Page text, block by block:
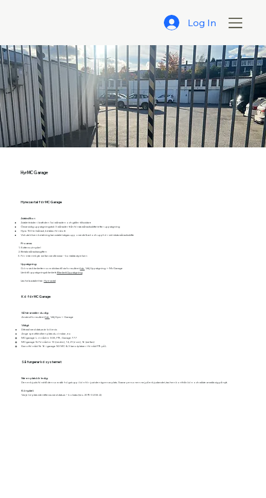
Log In
Hyr MC Garage
Hyresavtal för MC Garage
Avtalsvillkor:
Avtalet träder i kraft den 1:a i månaden och gäller tillsvidare
Ömsesidig uppsägningstid: 3 månader från första månadsskiftet efter uppsägning
Hyra: 150 kr/månad, betalas i förskott
Vid utebliven betalning kan avtalet sägas upp omedelbart och upphör vid nästa månadsskifte
Process:
Kvittera ut nyckel
Betala månadsavgiften
För internt byte mellan medlemmar – kontakta styrelsen
Uppsägning:
Görs via blanketten som skickas till via formulärethär. Välj Uppsägning -> Mc Garage
Länk till uppsägningsblankett:Blankett Uppsägning
Läs hela avtalet här:Hyresavtal
Kö för MC Garage
Så här anmäler du dig:
Använd formulärethär. Välj Hyra -> Garage
Viktigt:
Ditt mail med datum är köbevis
Ange specifikt vilken plats du önskar, ex:
MC-garage L: örråd nr 308, F19, Garage 777
MC-garage N: Förråd nr 13 (nedre), 14, 21 (övre), 16 (mellan)
Kanotförråd: Nr 16 i garage N3 MC- & 3 kanotplatser i förråd F19 på L
Så fungerar kösystemet
När en plats blir ledig:
Den erbjuds först till den som står högst upp i kön för just den typen av plats. Svarar personen nej på erbjudandet, tas hen bort från kön och måste anmäla sig på nytt.
Könyckel:
Varje köplats identifieras med datum + bokstav (t.ex. 2019-04-06:A)